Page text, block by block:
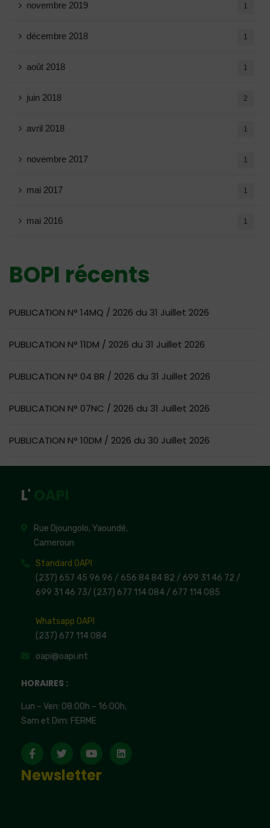
novembre 2019 1
décembre 2018 1
août 2018 1
juin 2018 2
avril 2018 1
novembre 2017 1
mai 2017 1
mai 2016 1
BOPI récents
PUBLICATION N° 14MQ / 2026 du 31 Juillet 2026
PUBLICATION N° 11DM / 2026 du 31 Juillet 2026
PUBLICATION N° 04 BR / 2026 du 31 Juillet 2026
PUBLICATION N° 07NC / 2026 du 31 Juillet 2026
PUBLICATION N° 10DM / 2026 du 30 Juillet 2026
L'
Rue Djoungolo, Yaoundé,
Cameroun
Standard OAPI
(237) 657 45 96 96 / 656 84 84 82 / 699 31 46 72 /
699 31 46 73/ (237) 677 114 084 / 677 114 085
Whatsapp OAPI
(237) 677 114 084
oapi@oapi.int
HORAIRES :
Lun – Ven: 08:00h – 16:00h,
Sam et Dim: FERME
Newsletter